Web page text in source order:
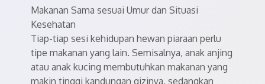
Makanan Sama sesuai Umur dan Situasi
Kesehatan
Tiap-tiap sesi kehidupan hewan piaraan perlu
tipe makanan yang lain. Semisalnya, anak anjing
atau anak kucing membutuhkan makanan yang
makin tinggi kandungan gizinya, sedangkan